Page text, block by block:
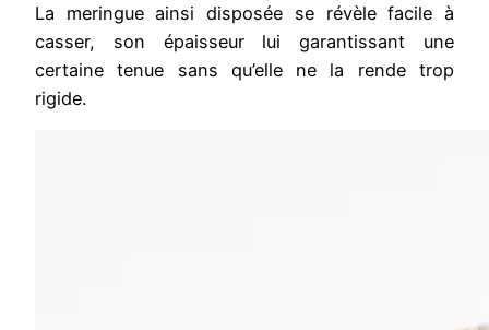
La meringue ainsi disposée se révèle facile à
casser, son épaisseur lui garantissant une
certaine tenue sans qu’elle ne la rende trop
rigide.